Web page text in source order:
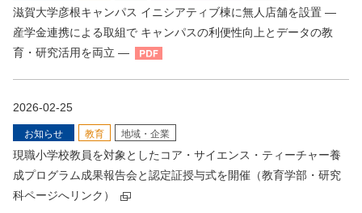
滋賀大学彦根キャンパス イニシアティブ棟に無人店舗を設置 ―
産学金連携による取組で キャンパスの利便性向上とデータの教
育・研究活用を両立 ―
2026-02-25
お知らせ 教育 地域・企業
現職小学校教員を対象としたコア・サイエンス・ティーチャー養
成プログラム成果報告会と認定証授与式を開催（教育学部・研究
科ページへリンク）